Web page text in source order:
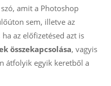
amit a Photoshop
sem, illetve az
az előfizetésed azt is
összekapcsolása, vagyis
átfolyik egyik keretből a